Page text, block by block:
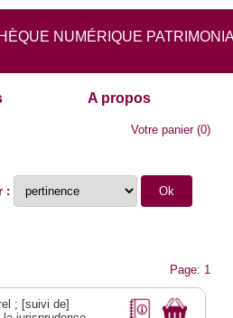
NUMÉRIQUE
A propos
Votre panier(0)
:
Page: 1
; [suivi de]